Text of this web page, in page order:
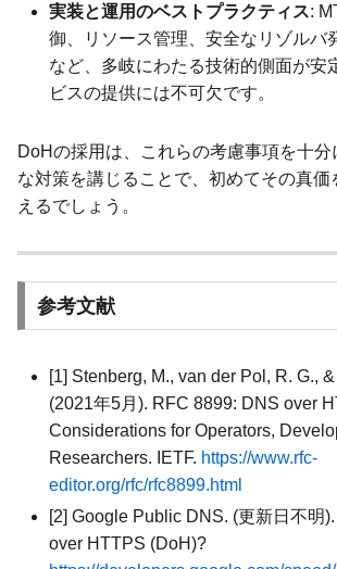
実装と運用のベストプラクティス:
御、リソース管理、安全なリゾルバ
など、多岐にわたる技術的側面が安
ビスの提供には不可欠です。
DoHの採用は、これらの考慮事項を十分
な対策を講じることで、初めてその真価
えるでしょう。
参考文献
[1] Stenberg, M., van der Pol, R. G.,
(2021年5月). RFC 8899: DNS over
Considerations for Operators,
Researchers. IETF. https://www.rfc-
editor.org/rfc/rfc8899.html
[2] Google Public DNS. (更新日不明
over HTTPS (DoH)?